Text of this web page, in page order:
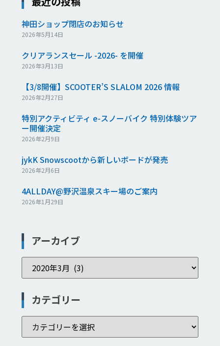
神田ショップ閉店のお知らせ
2026年5月14日
クリアランスセール -2026- を開催
2026年3月13日
【3/8開催】SCOOTER’S SLALOM 2026 情報
2026年2月27日
特別アクティビティ e-スノーバイク 特別体験ツア
ー開催決定
2026年2月9日
jykK Snowscootから新しいボードが発売
2026年2月6日
4ALLDAY@野沢温泉スキー場のご案内
2026年1月29日
アーカイブ
カテゴリー